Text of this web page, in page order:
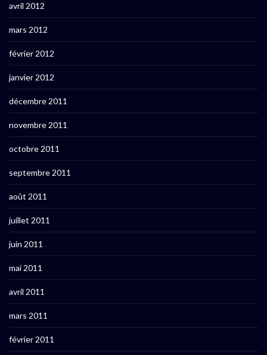
avril 2012
mars 2012
février 2012
janvier 2012
décembre 2011
novembre 2011
octobre 2011
septembre 2011
août 2011
juillet 2011
juin 2011
mai 2011
avril 2011
mars 2011
février 2011